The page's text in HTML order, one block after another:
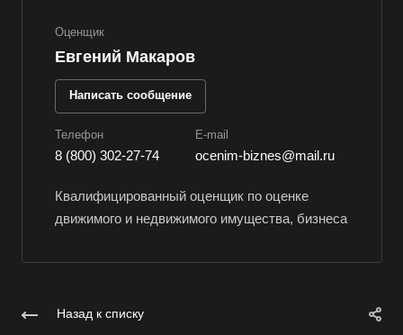
Оценщик
Евгений Макаров
Написать сообщение
Телефон
8 (800) 302-27-74
E-mail
ocenim-biznes@mail.ru
Квалифицированный оценщик по оценке
движимого и недвижимого имущества, бизнеса
Назад к списку
Волгоград
Волгодонск
Волжский
Волосово
Вольск
Воронеж